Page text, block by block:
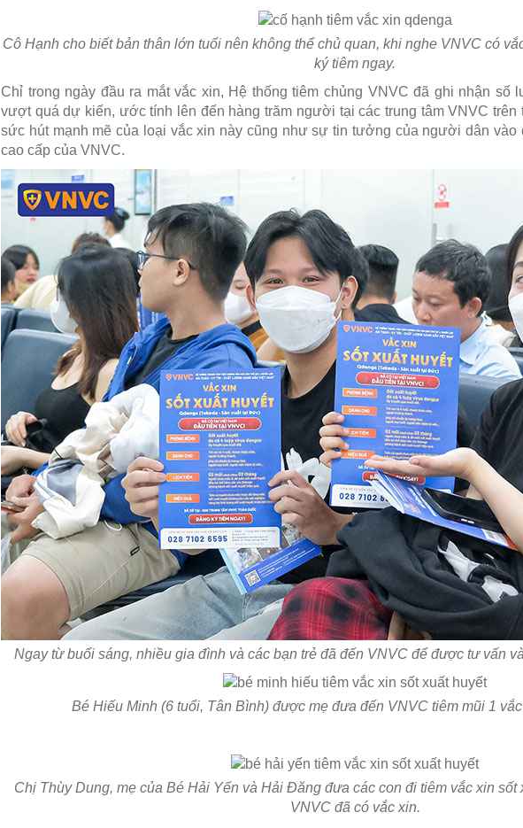
Cô Hạnh cho biết bản thân lớn tuổi nên không thể chủ quan, khi nghe VNVC có
ký tiêm ngay.
Chỉ trong ngày đầu ra mắt vắc xin, Hệ thống tiêm chủng VNVC đã ghi nhận số
vượt quá dự kiến, ước tính lên đến hàng trăm người tại các trung tâm VNVC
sức hút mạnh mẽ của loại vắc xin này cũng như sự tin tưởng của người dân vào
cao cấp của VNVC.
Ngay từ buổi sáng, nhiều gia đình và các bạn trẻ đã đến VNVC để được tư vấn
Bé Hiếu Minh (6 tuổi, Tân Bình) được mẹ đưa đến VNVC tiêm mũi 1
Chị Thùy Dung, mẹ của Bé Hải Yến và Hải Đăng đưa các con đi tiêm vắc xin sốt
VNVC đã có vắc xin.